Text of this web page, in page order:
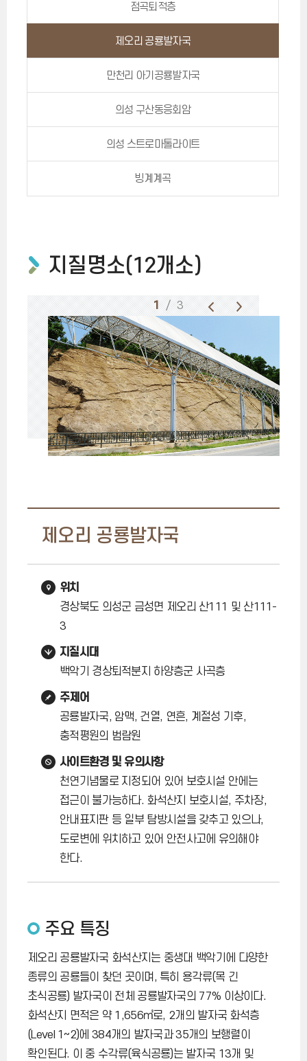
점곡퇴적층
제오리 공룡발자국
만천리 아기공룡발자국
의성 구산동응회암
의성 스트로마톨라이트
빙계계곡
지질명소(12개소)
1 / 3
제오리 공룡발자국
위치
경상북도 의성군 금성면 제오리 산111 및 산111-
3
지질시대
백악기 경상퇴적분지 하양층군 사곡층
주제어
공룡발자국, 암맥, 건열, 연흔, 계절성 기후,
충적평원의 범람원
사이트환경 및 유의사항
천연기념물로 지정되어 있어 보호시설 안에는
접근이 불가능하다. 화석산지 보호시설, 주차장,
안내표지판 등 일부 탐방시설을 갖추고 있으나,
도로변에 위치하고 있어 안전사고에 유의해야
한다.
주요 특징
제오리 공룡발자국 화석산지는 중생대 백악기에 다양한
종류의 공룡들이 찾던 곳이며, 특히 용각류(목 긴
초식공룡) 발자국이 전체 공룡발자국의 77% 이상이다.
화석산지 면적은 약 1,656㎡로, 2개의 발자국 화석층
(Level 1~2)에 384개의 발자국과 35개의 보행렬이
확인된다. 이 중 수각류(육식공룡)는 발자국 13개 및